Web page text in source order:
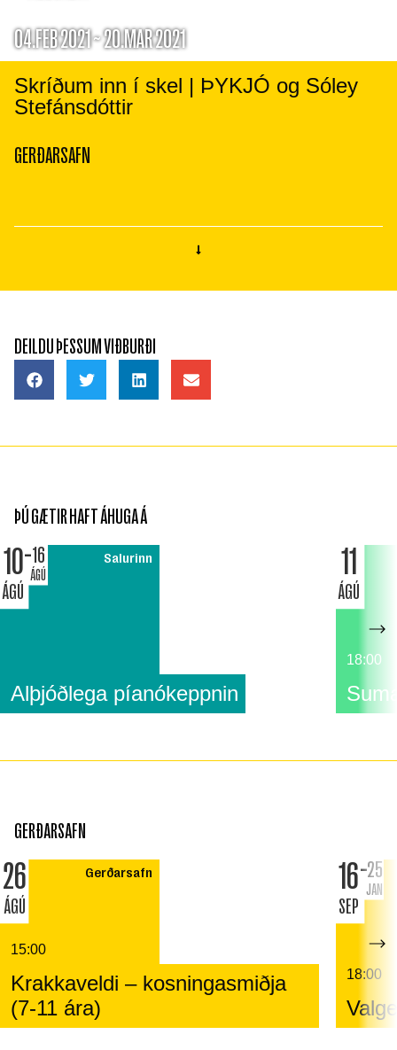
04.FEB 2021 ~ 20.MAR 2021
Skríðum inn í skel | ÞYKJÓ og Sóley
Stefánsdóttir
GERÐARSAFN
DEILDU ÞESSUM VIÐBURÐI
ÞÚ GÆTIR HAFT ÁHUGA Á
10
ÁGÚ
16
ÁGÚ
Salurinn
Alþjóðlega píanókeppnin
11
ÁGÚ
18:00
GERÐARSAFN
26
ÁGÚ
Gerðarsafn
15:00
Krakkaveldi – kosningasmiðja
(7-11 ára)
16
SEP
25
JAN
18:00